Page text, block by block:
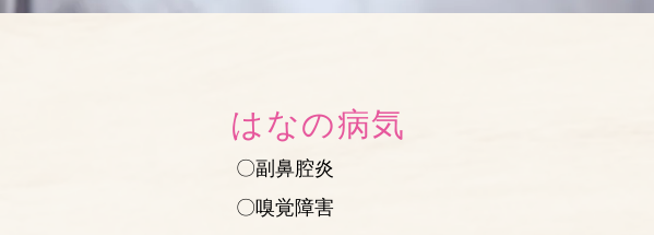
はなの病気
〇副鼻腔炎
〇嗅覚障害